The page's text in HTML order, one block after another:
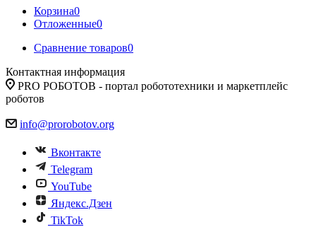
Корзина0
Отложенные0
Сравнение товаров0
Контактная информация
PRO РОБОТОВ - портал робототехники и маркетплейс
роботов
info@prorobotov.org
Вконтакте
Telegram
YouTube
Яндекс.Дзен
TikTok